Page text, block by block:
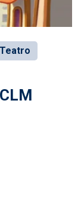
Teatro